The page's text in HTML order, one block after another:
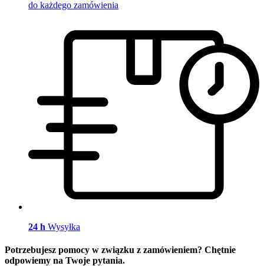
do każdego zamówienia
24 h Wysyłka
Potrzebujesz pomocy w związku z zamówieniem? Chętnie
odpowiemy na Twoje pytania.